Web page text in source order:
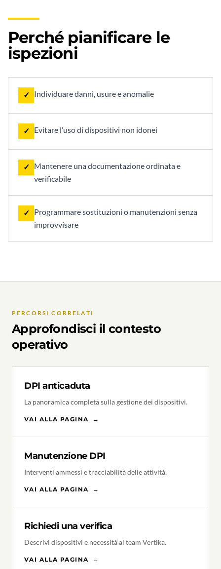
Perché pianificare le
ispezioni
✓ Individuare danni, usure e anomalie
✓ Evitare l’uso di dispositivi non idonei
✓ Mantenere una documentazione ordinata e
verificabile
✓ Programmare sostituzioni o manutenzioni senza
improvvisare
PERCORSI CORRELATI
Approfondisci il contesto
operativo
DPI anticaduta
La panoramica completa sulla gestione dei dispositivi.
VAI ALLA PAGINA →
Manutenzione DPI
Interventi ammessi e tracciabilità delle attività.
VAI ALLA PAGINA →
Richiedi una verifica
Descrivi dispositivi e necessità al team Vertika.
VAI ALLA PAGINA →